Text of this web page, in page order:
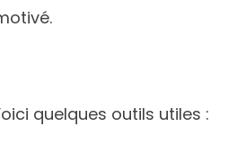
quelques outils utiles :